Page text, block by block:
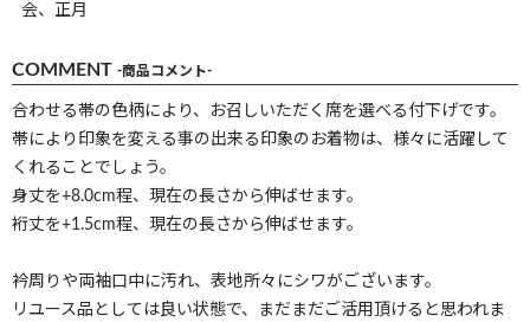
会、正月
COMMENT -商品コメント-
合わせる帯の色柄により、お召しいただく席を選べる付下げです。
帯により印象を変える事の出来る印象のお着物は、様々に活躍して
くれることでしょう。
身丈を+8.0cm程、現在の長さから伸ばせます。
裄丈を+1.5cm程、現在の長さから伸ばせます。
衿周りや両袖口中に汚れ、表地所々にシワがございます。
リユース品としては良い状態で、まだまだご活用頂けると思われま